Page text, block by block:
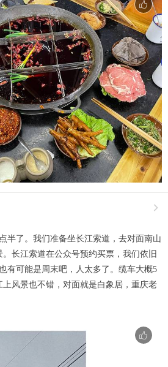

半了。我们准备坐长江索道，去对面南山
长江索道在公众号预约买票，我们依旧
有可能是周末吧，人太多了。缆车大概5
风景也不错，对面就是白象居，重庆老